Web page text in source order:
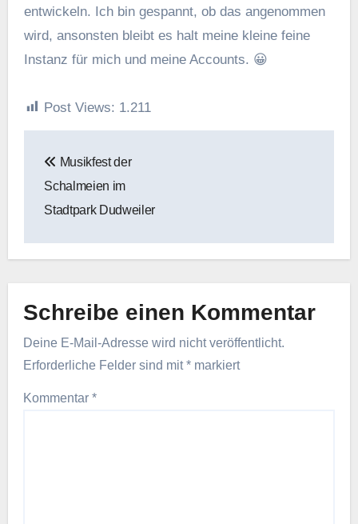
entwickeln. Ich bin gespannt, ob das angenommen
wird, ansonsten bleibt es halt meine kleine feine
Instanz für mich und meine Accounts. 😀
Post Views: 1.211
Musikfest der
Schalmeien im
Stadtpark Dudweiler
Schreibe einen Kommentar
Deine E-Mail-Adresse wird nicht veröffentlicht.
Erforderliche Felder sind mit*markiert
Kommentar *